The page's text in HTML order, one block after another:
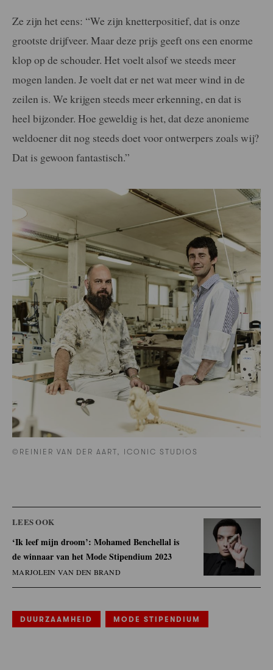
Ze zijn het eens: “We zijn knetterpositief, dat is onze
grootste drijfveer. Maar deze prijs geeft ons een enorme
klop op de schouder. Het voelt alsof we steeds meer
mogen landen. Je voelt dat er net wat meer wind in de
zeilen is. We krijgen steeds meer erkenning, en dat is
heel bijzonder. Hoe geweldig is het, dat deze anonieme
weldoener dit nog steeds doet voor ontwerpers zoals wij?
Dat is gewoon fantastisch.”
©REINIER VAN DER AART, ICONIC STUDIOS
LEES OOK
‘Ik leef mijn droom’: Mohamed Benchellal is
de winnaar van het Mode Stipendium 2023
MARJOLEIN VAN DEN BRAND
DUURZAAMHEID MODE STIPENDIUM